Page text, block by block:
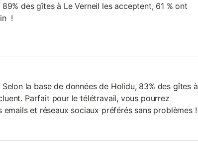
des gîtes à Le Verneil les acceptent, 61 % ont
!
la base de données de Holidu, 83% des gîtes à
Parfait pour le télétravail, vous pourrez
emails et réseaux sociaux préférés sans problèmes !